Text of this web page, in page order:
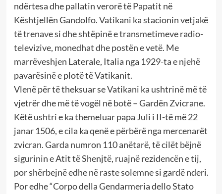
ndërtesa dhe pallatin verorë të Papatit në
Kështjellën Gandolfo. Vatikani ka stacionin vetjakë
të trenave si dhe shtëpinë e transmetimeve radio-
televizive, monedhat dhe postën e vetë. Me
marrëveshjen Laterale, Italia nga 1929-ta e njehë
pavarësinë e plotë të Vatikanit.
Vlenë për të theksuar se Vatikani ka ushtrinë më të
vjetrër dhe më të vogël në botë – Gardën Zvicrane.
Këtë ushtri e ka themeluar papa Juli i II-të më 22
janar 1506, e cila ka qenë e përbërë nga mercenarët
zvicran. Garda numron 110 anëtarë, të cilët bëjnë
sigurinin e Atit të Shenjtë, ruajnë rezidencën e tij,
por shërbejnë edhe në raste solemne si gardë nderi.
Por edhe “Corpo della Gendarmeria dello Stato